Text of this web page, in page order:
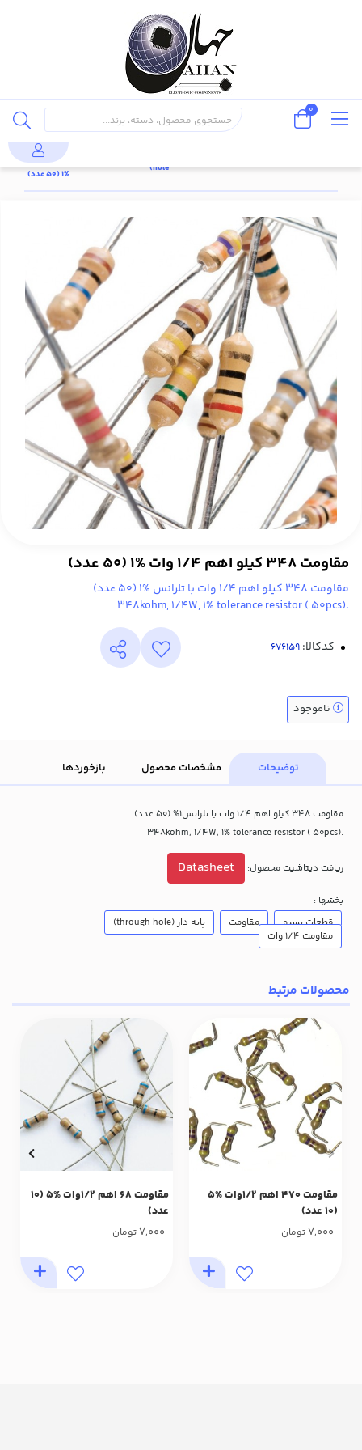
پایه دار
hole)
مقاومت
348 کیلو
اهم 1/4 وات
%1 (50 عدد)
مقاومت 348 کیلو اهم 1/4 وات %1 (50 عدد)
مقاومت 348 کیلو اهم 1/4 وات با تلرانس %1 (50 عدد)
.348kohm, 1/4W, 1% tolerance resistor ( 50pcs)
کدکالا:
ناموجود
توضیحات مشخصات محصول بازخوردها
مقاومت 348 کیلو اهم 1/4 وات با تلرانس1% (50 عدد)
.348kohm, 1/4W, 1% tolerance resistor ( 50pcs)
ریافت دیتاشیت محصول: Datasheet
بخشها :
قطعات پسیو
مقاومت
پایه دار (through hole)
مقاومت 1/4 وات
محصولات مرتبط
مقاومت 470 اهم 1/2وات %5
(10 عدد)
7,000تومان
مقاومت 68 اهم 1/2وات %5 (10
عدد)
7,000تومان
0